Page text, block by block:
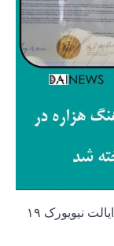
۱۹ می به عنوان «روز جهانی فرهنگ هزاره» در ایالت نیویورک